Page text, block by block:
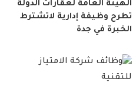
الهيئة العامة لعقارات الدولة
تطرح وظيفة إدارية لاتشترط
الخبرة في جدة